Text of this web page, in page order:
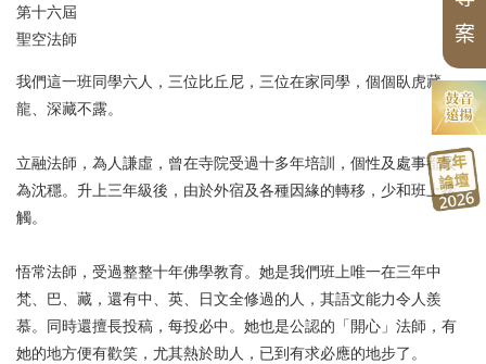
佛教會議論文彙編
第十六屆
聖空法師
我們這一班同學六人，三位比丘尼，三位在家同學，個個臥虎藏
龍、深藏不露。
立融法師 ，為人謙虛，曾在寺院受過十多年培訓，個性及處事都較
為沈穩。升上三年級後，由於外宿及各種因緣的轉移，少和班上接
觸。
悟常法師 ，受過整整十年佛學教育。她是我們班上唯一在三年中
梵、巴、藏，還有中、英、日文全修過的人，其語文能力令人羨
慕。同時還擅長投稿，每投必中。她也是公認的「開心」法師，有
她的地方便有歡笑，尤其熱於助人，已到有求必應的地步了。
案